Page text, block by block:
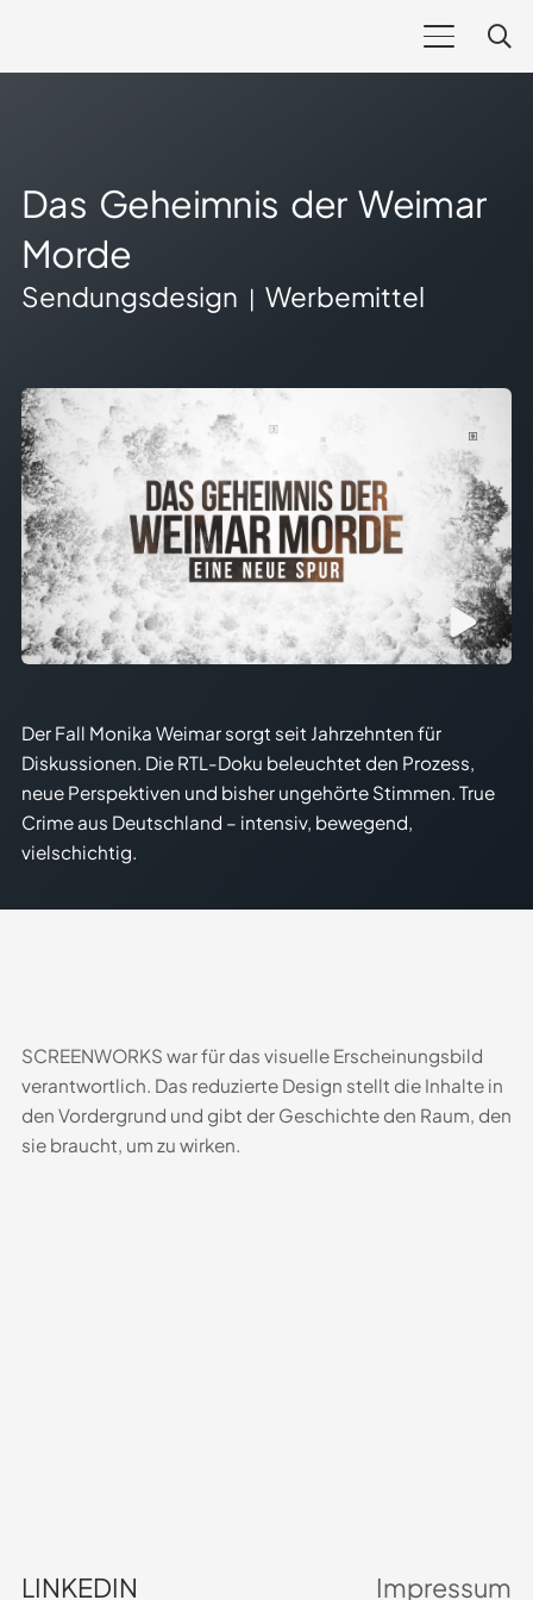
Das Geheimnis der Weimar
Morde
Sendungsdesign | Werbemittel
Der Fall Monika Weimar sorgt seit Jahrzehnten für
Diskussionen. Die RTL-Doku beleuchtet den Prozess,
neue Perspektiven und bisher ungehörte Stimmen. True
Crime aus Deutschland – intensiv, bewegend,
vielschichtig.
SCREENWORKS war für das visuelle Erscheinungsbild
verantwortlich. Das reduzierte Design stellt die Inhalte in
den Vordergrund und gibt der Geschichte den Raum, den
sie braucht, um zu wirken.
LINKEDIN Impressum